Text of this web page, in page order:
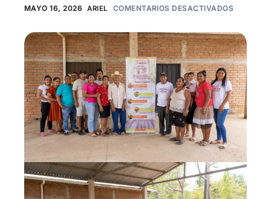
MAYO 16, 2026 ARIEL COMENTARIOS DESACTIVADOS